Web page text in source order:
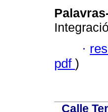
·
pdf )
Calle